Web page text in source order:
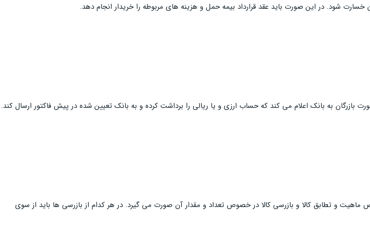
خسارت شود. در این صورت باید عقد قرارداد بیمه حمل و هزینه های مربوطه را خریدار انجام دهد.
به بانک اعلام می کند که حساب ارزی و یا ریالی را برداشت کرده و به بانک تعیین شده در پیش فاکتور ارسال کند.
ماهیت و تطابق کالا و بازرسی کالا در خصوص تعداد و مقدار آن صورت می گیرد. در هر کدام از بازرسی ها باید از سوی